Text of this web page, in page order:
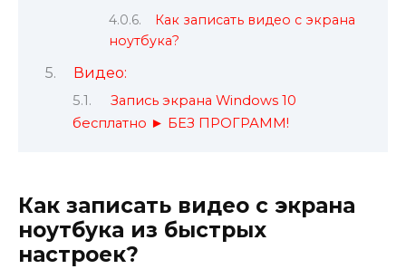
Как записать видео с экрана
ноутбука?
Видео:
Запись экрана Windows 10
бесплатно ► БЕЗ ПРОГРАММ!
Как записать видео с экрана
ноутбука из быстрых
настроек?